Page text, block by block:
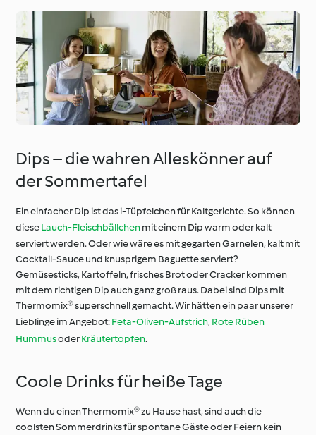
Dips – die wahren Alleskönner auf
der Sommertafel
Ein einfacher Dip ist das i-Tüpfelchen für Kaltgerichte. So können
dieseLauch-Fleischbällchenmit einem Dip warm oder kalt
serviert werden. Oder wie wäre es mit gegarten Garnelen, kalt mit
Cocktail-Sauce und knusprigem Baguette serviert?
Gemüsesticks, Kartoffeln, frisches Brot oder Cracker kommen
mit dem richtigen Dip auch ganz groß raus. Dabei sind Dips mit
Thermomix® superschnell gemacht. Wir hätten ein paar unserer
Lieblinge im Angebot:Feta-Oliven-Aufstrich, Rote Rüben
HummusoderKräutertopfen.
Coole Drinks für heiße Tage
Wenn du einen Thermomix® zu Hause hast, sind auch die
coolsten Sommerdrinks für spontane Gäste oder Feiern kein